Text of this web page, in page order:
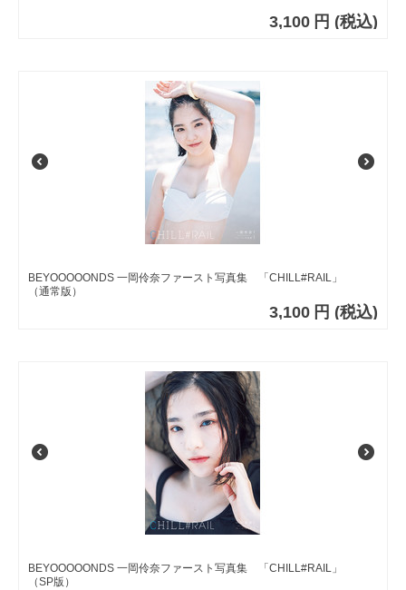
3,100 円 (税込)
BEYOOOOONDS 一岡伶奈ファースト写真集 「CHILL#RAIL」
（通常版）
3,100 円 (税込)
BEYOOOOONDS 一岡伶奈ファースト写真集 「CHILL#RAIL」
（SP版）